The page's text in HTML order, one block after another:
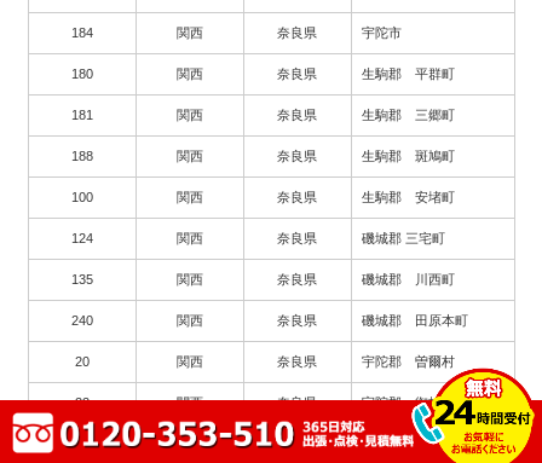
184 関西 奈良県 宇陀市
180 関西 奈良県 生駒郡 平群町
181 関西 奈良県 生駒郡 三郷町
188 関西 奈良県 生駒郡 斑鳩町
100 関西 奈良県 生駒郡 安堵町
124 関西 奈良県 磯城郡 三宅町
135 関西 奈良県 磯城郡 川西町
240 関西 奈良県 磯城郡 田原本町
20 関西 奈良県 宇陀郡 曽爾村
22 関西 奈良県 宇陀郡 御杖村
89 関西 奈良県 高市郡 高取町